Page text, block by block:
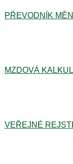
PŘEVODNÍK MĚN
MZDOVÁ
VEŘEJNÉ